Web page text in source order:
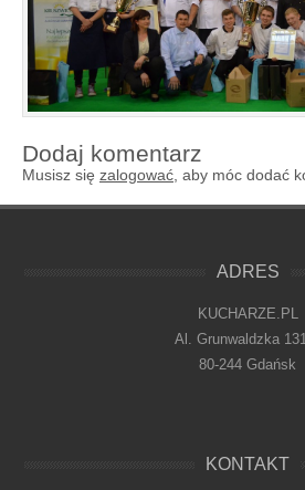
Dodaj komentarz
Musisz się zalogować , aby móc dodać
ADRES
KUCHARZE.PL
Al. Grunwaldzka
80-244 Gdańsk
KONTAKT